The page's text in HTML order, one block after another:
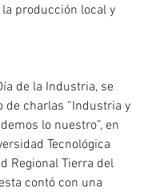
producción local y
de la Industria, se
de charlas “Industria y
lo nuestro”, en
Tecnológica
Regional Tierra del
contó con una